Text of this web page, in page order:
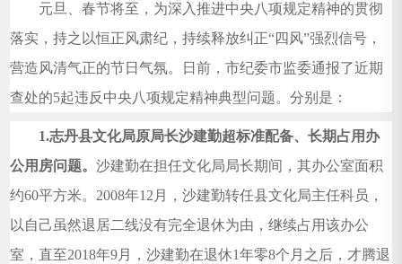
元旦、春节将至，为深入推进中央八项规定精神的贯彻
落实，持之以恒正风肃纪，持续释放纠正“四风”强烈信号，
营造风清气正的节日气氛。日前，市纪委市监委通报了近期
查处的5起违反中央八项规定精神典型问题。分别是：
1.志丹县文化局原局长沙建勤超标准配备、长期占用办
公用房问题。沙建勤在担任文化局局长期间，其办公室面积
约60平方米。2008年12月，沙建勤转任县文化局主任科员，
以自己虽然退居二线没有完全退休为由，继续占用该办公
室，直至2018年9月，沙建勤在退休1年零8个月之后，才腾退